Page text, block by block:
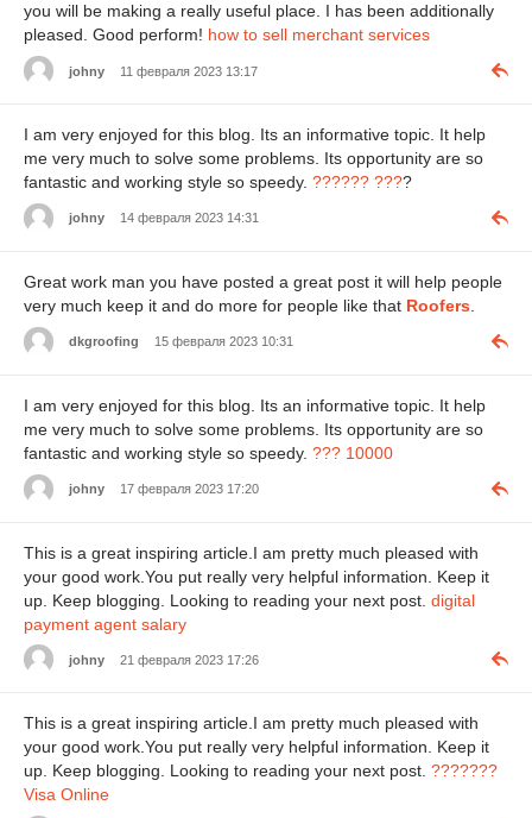
you will be making a really useful place. I has been additionally
pleased. Good perform! how to sell merchant services
johny 11 февраля 2023 13:17
I am very enjoyed for this blog. Its an informative topic. It help
me very much to solve some problems. Its opportunity are so
fantastic and working style so speedy. ?????? ????
johny 14 февраля 2023 14:31
Great work man you have posted a great post it will help people
very much keep it and do more for people like that Roofers
dkgroofing 15 февраля 2023 10:31
I am very enjoyed for this blog. Its an informative topic. It help
me very much to solve some problems. Its opportunity are so
fantastic and working style so speedy. ??? 10000
johny 17 февраля 2023 17:20
This is a great inspiring article.I am pretty much pleased with
your good work.You put really very helpful information. Keep it
up. Keep blogging. Looking to reading your next post. digital
payment agent salary
johny 21 февраля 2023 17:26
This is a great inspiring article.I am pretty much pleased with
your good work.You put really very helpful information. Keep it
up. Keep blogging. Looking to reading your next post. ???????
Visa Online